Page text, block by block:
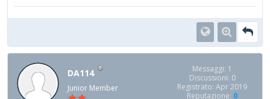
DA114
Junior Member
Messaggi: 1
Discussioni: 0
Registrato: Apr 2019
Reputazione: 0